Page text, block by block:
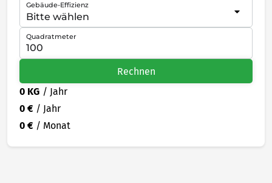
Gebäude-Effizienz
Quadratmeter
Rechnen
0 KG / Jahr
0 € / Jahr
0 € / Monat